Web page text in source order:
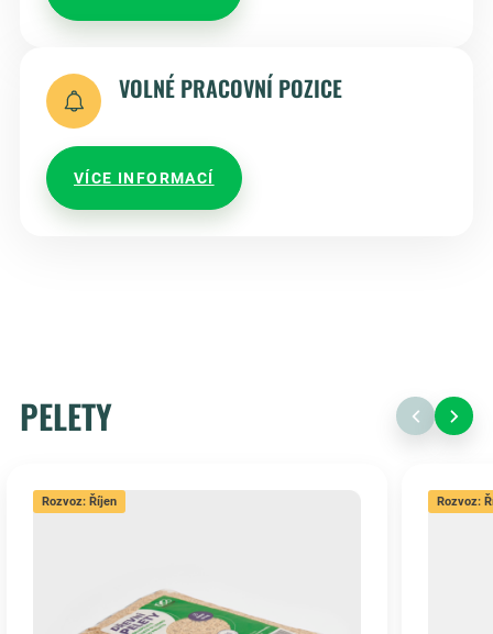
VOLNÉ PRACOVNÍ POZICE
VÍCE INFORMACÍ
PELETY
Rozvoz: Říjen Rozvoz: